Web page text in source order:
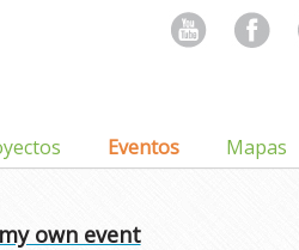
Eventos Mapas
own event